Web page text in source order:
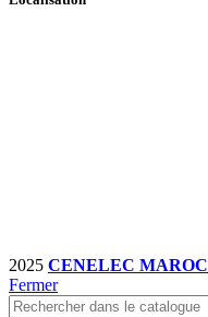
2025 CENELEC MAROC
Fermer